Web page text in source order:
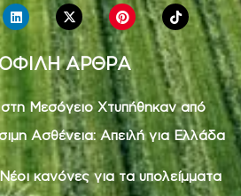
ΑΡΘΡΑ
στη Μεσόγειο Χτυπήθηκαν από
Ασθένεια: Απειλή για Ελλάδα
Νέοι κανόνες για τα υπολείμματα